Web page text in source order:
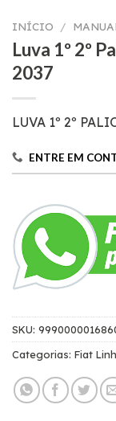
INÍCIO /
Luva 1º 2º
2037
LUVA 1º 2º
ENTRE EM
SKU:
Categorias: Fiat